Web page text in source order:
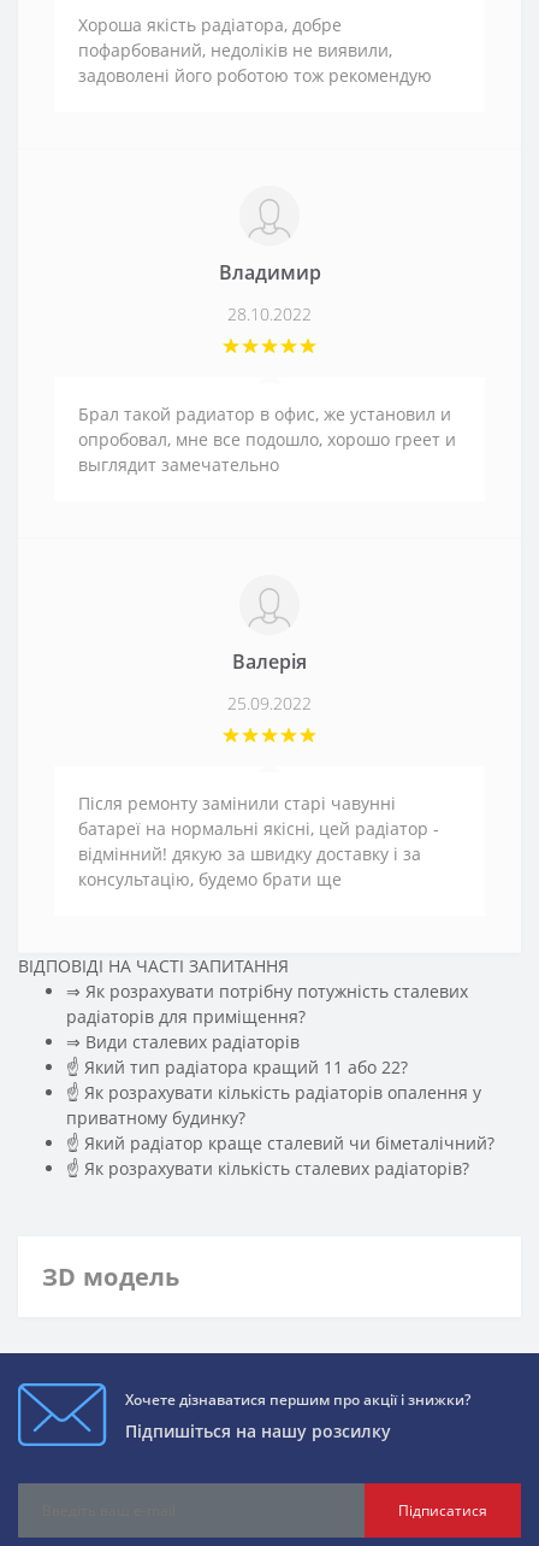
Хороша якість радіатора, добре
пофарбований, недоліків не виявили,
задоволені його роботою тож рекомендую
Владимир
28.10.2022
Брал такой радиатор в офис, же установил и
опробовал, мне все подошло, хорошо греет и
выглядит замечательно
Валерія
25.09.2022
Після ремонту замінили старі чавунні
батареї на нормальні якісні, цей радіатор -
відмінний! дякую за швидку доставку і за
консультацію, будемо брати ще
ВІДПОВІДІ НА ЧАСТІ ЗАПИТАННЯ
⇒ Як розрахувати потрібну потужність сталевих
радіаторів для приміщення?
️⇒ Види сталевих радіаторів
☝ Який тип радіатора кращий 11 або 22?
☝ Як розрахувати кількість радіаторів опалення у
приватному будинку?
☝ Який радіатор краще сталевий чи біметалічний?
☝ Як розрахувати кількість сталевих радіаторів?
ЗD модель
Хочете дізнаватися першим про акції і знижки?
Підпишіться на нашу розсилку
Підписатися